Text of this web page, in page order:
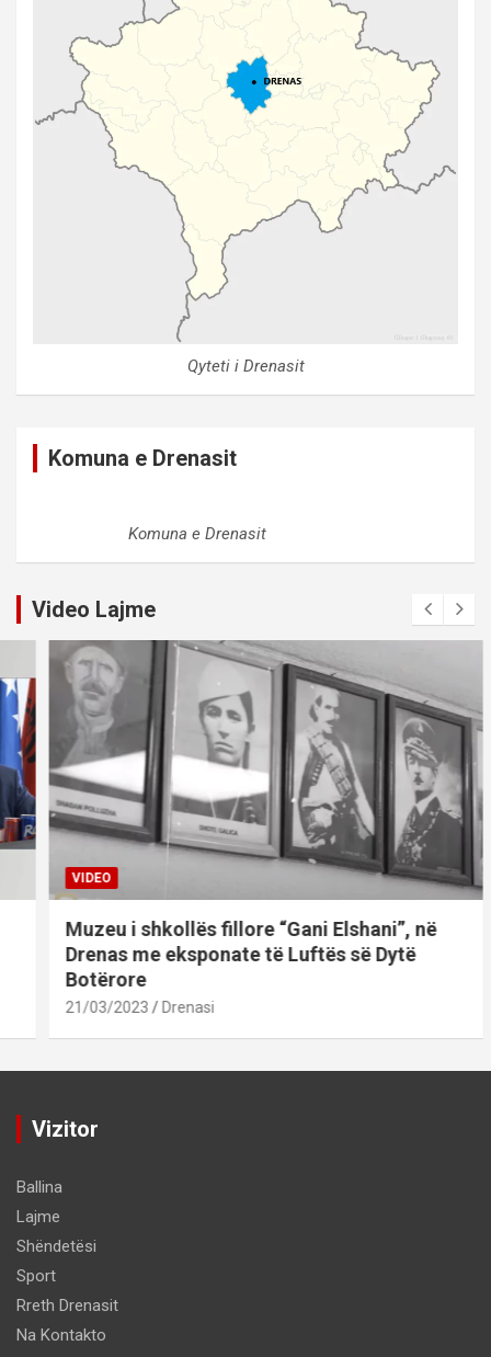
Qyteti i Drenasit
Komuna e Drenasit
Komuna e Drenasit
Video Lajme
VIDEO
Muzeu i shkollës fillore “Gani Elshani”, në
Drenas me eksponate të Luftës së Dytë
Botërore
21/03/2023 Drenasi
Vizitor
Ballina
Lajme
Shëndetësi
Sport
Rreth Drenasit
Na Kontakto